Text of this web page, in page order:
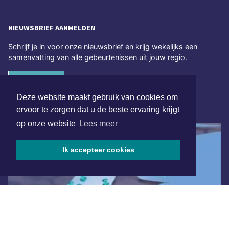
Deze website maakt gebruik van cookies om
ervoor te zorgen dat u de beste ervaring krijgt
op onze website Lees meer
Ik accepteer cookies
NIEUWSBRIEF AANMELDEN
Schrijf je in voor onze nieuwsbrief en krijg wekelijks een
samenvatting van alle gebeurtenissen uit jouw regio.
ONLINE DAGBLADEN